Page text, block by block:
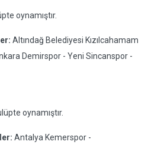
oynamıştır.
Altındağ Belediyesi Kızılcahamam
Demirspor - Yeni Sincanspor -
oynamıştır.
Antalya Kemerspor -